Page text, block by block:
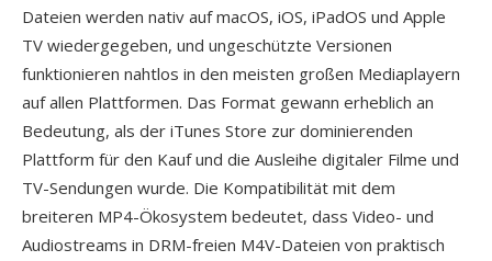
Dateien werden nativ auf macOS, iOS, iPadOS und Apple
TV wiedergegeben, und ungeschützte Versionen
funktionieren nahtlos in den meisten großen Mediaplayern
auf allen Plattformen. Das Format gewann erheblich an
Bedeutung, als der iTunes Store zur dominierenden
Plattform für den Kauf und die Ausleihe digitaler Filme und
TV-Sendungen wurde. Die Kompatibilität mit dem
breiteren MP4-Ökosystem bedeutet, dass Video- und
Audiostreams in DRM-freien M4V-Dateien von praktisch